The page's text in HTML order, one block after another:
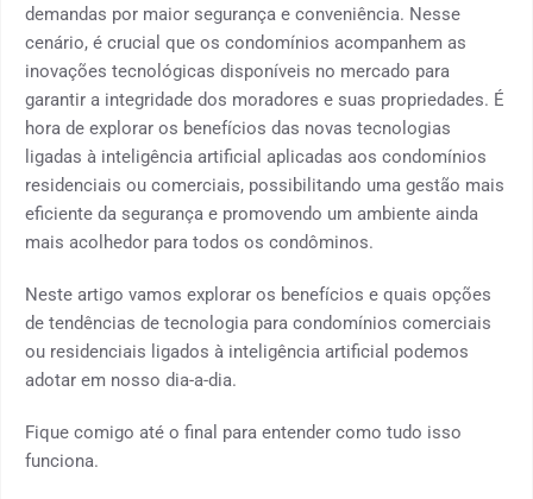
demandas por maior segurança e conveniência. Nesse
cenário, é crucial que os condomínios acompanhem as
inovações tecnológicas disponíveis no mercado para
garantir a integridade dos moradores e suas propriedades. É
hora de explorar os benefícios das novas tecnologias
ligadas à inteligência artificial aplicadas aos condomínios
residenciais ou comerciais, possibilitando uma gestão mais
eficiente da segurança e promovendo um ambiente ainda
mais acolhedor para todos os condôminos.
Neste artigo vamos explorar os benefícios e quais opções
de tendências de tecnologia para condomínios comerciais
ou residenciais ligados à inteligência artificial podemos
adotar em nosso dia-a-dia.
Fique comigo até o final para entender como tudo isso
funciona.